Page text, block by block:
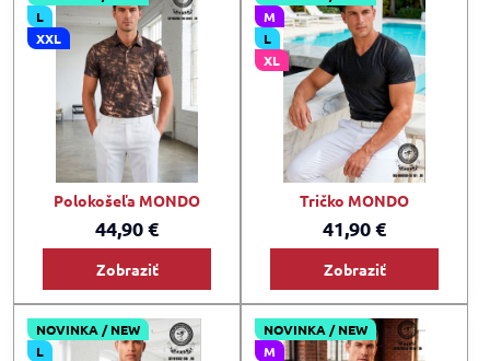
L
XXL
Polokošeľa MONDO
44,90 €
Zobraziť
M
L
XL
Tričko MONDO
41,90 €
Zobraziť
NOVINKA / NEW
L
NOVINKA / NEW
M